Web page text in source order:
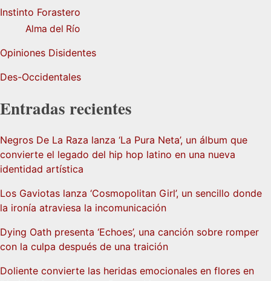
Instinto Forastero
Alma del Río
Opiniones Disidentes
Des-Occidentales
Entradas recientes
Negros De La Raza lanza ‘La Pura Neta’, un álbum que
convierte el legado del hip hop latino en una nueva
identidad artística
Los Gaviotas lanza ‘Cosmopolitan Girl’, un sencillo donde
la ironía atraviesa la incomunicación
Dying Oath presenta ‘Echoes’, una canción sobre romper
con la culpa después de una traición
Doliente convierte las heridas emocionales en flores en